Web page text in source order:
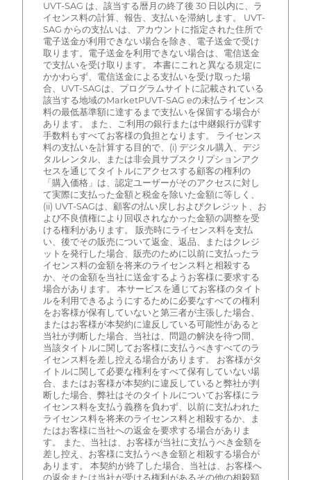
UVT-SAG は、該当する暦月の終了後 30 日以内に、ラ
イセンス料の計算、報告、支払いを滞納します。 UVT-
SAG からの支払いは、アカウントに指定された住所で
電子送金が利用できない場合を除き、電子送金で受け
取ります。電子送金を利用できない場合は、電信送金
で支払いを受け取ります。 本書にこれと異なる規定に
かかわらず、電信送金による支払いを受け取った場
合、UVT-SAGは、プログラムサイトに記載されている
該当する地域のMarketPUVT-SAG eの未払ライセンス
料の最低基準額に達するまで支払いを保留する場合が
あります。 また、ご利用の銀行または中継銀行が課す
手数料もすべてお客様の負担となります。 ライセンス
料の支払いを計算する目的で、(i) デジタル購入、デジ
タルレンタル、または非会員サブスクリプションアク
セスを通じてタイトルにアクセスする顧客の権利の
「購入価格」は、認定ユーザーがそのアクセスに対し
て実際に支払った金額と税金を除いた金額に等しく、
(ii) UVT-SAGは、顧客の払い戻しおよびクレジット、お
よび不良債権により回収されなかった金額の調整を受
ける権利があります。 販売時にライセンス料を支払
い、後でその販売について返金、返品、またはクレジ
ットを発行した場合、販売のために以前に支払ったラ
イセンス料の金額を将来のライセンス料と相殺する
か、その金額を当社に送金するようお客様に要求する
場合があります。 本サービスを通じてお客様のタイト
ルを利用できるようにするために必要なすべての権利
をお客様が保有していないと第三者が主張した場合、
またはお客様が本契約に違反している可能性があると
当社が判断した場合、当社は、問題の解決を待つ間、
当該タイトルに関してお客様に支払うべきすべてのラ
イセンス料を差し控える場合があります。 お客様がタ
イトルに関して必要な権利をすべて保有していない場
合、またはお客様が本契約に違反していると弊社が判
断した場合、弊社はそのタイトルについてお客様にラ
イセンス料を支払う義務を負わず、以前に支払われた
ライセンス料を将来のライセンス料と相殺するか、ま
たはお客様に当社への返金を要求する場合がありま
す。 また、当社は、お客様が当社に支払うべき金額を
差し控え、お客様に支払うべき金額と相殺する場合が
あります。 本契約が終了した場合、当社は、お客様へ
の返金または当社が受ける権利があるその他の相殺額